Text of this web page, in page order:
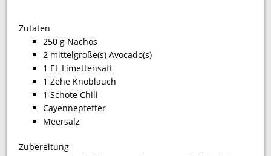
Zutaten
250 g Nachos
2 mittelgroße(s) Avocado(s)
1 EL Limettensaft
1 Zehe Knoblauch
1 Schote Chili
Cayennepfeffer
Meersalz
Zubereitung